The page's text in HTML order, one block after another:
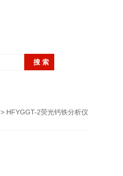
> HFYGGT-2荧光钙铁分析仪